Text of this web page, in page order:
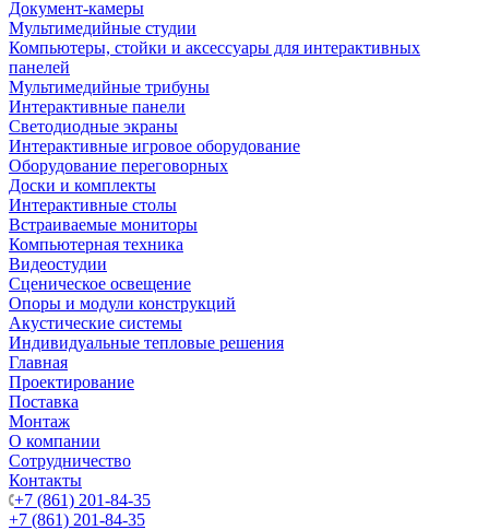
Документ-камеры
Мультимедийные студии
Компьютеры, стойки и аксессуары для интерактивных
панелей
Мультимедийные трибуны
Интерактивные панели
Светодиодные экраны
Интерактивные игровое оборудование
Оборудование переговорных
Доски и комплекты
Интерактивные столы
Встраиваемые мониторы
Компьютерная техника
Видеостудии
Cценическое освещение
Опоры и модули конструкций
Акустические системы
Индивидуальные тепловые решения
Главная
Проектирование
Поставка
Монтаж
О компании
Сотрудничество
Контакты
+7 (861) 201-84-35
+7 (861) 201-84-35